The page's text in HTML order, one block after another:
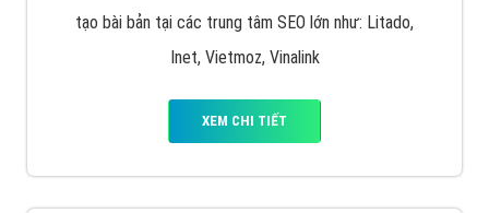
tạo bài bản tại các trung tâm SEO lớn như: Litado,
Inet, Vietmoz, Vinalink
XEM CHI TIẾT